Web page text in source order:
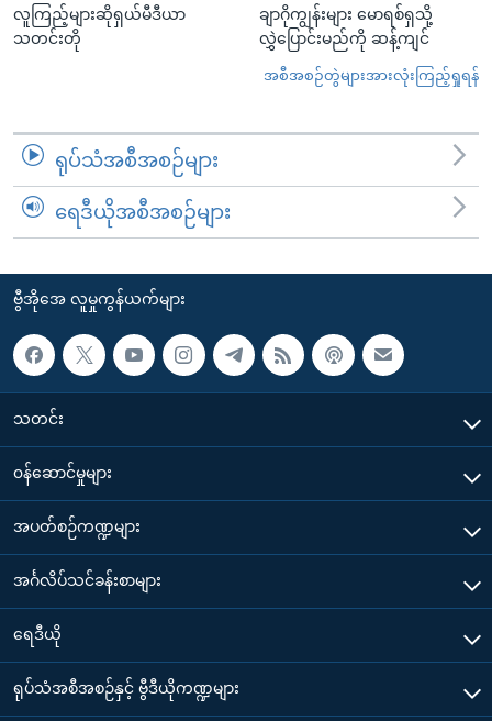
လူကြည့်များဆိုရှယ်မီဒီယာ
သတင်းတို
ချာဂိုကျွန်းများ မောရစ်ရှသို့
လွှဲပြောင်းမည်ကို ဆန့်ကျင်
အစီအစဉ်တွဲများအားလုံးကြည့်ရှုရန်
ရုပ်သံအစီအစဉ်များ
ရေဒီယိုအစီအစဉ်များ
ဗွီအိုအေ လူမှုကွန်ယက်များ
သတင်း
၀န်ဆောင်မှုများ
အပတ်စဉ်ကဏ္ဍများ
အင်္ဂလိပ်သင်ခန်းစာများ
ရေဒီယို
ရုပ်သံအစီအစဉ်နှင့် ဗွီဒီယိုကဏ္ဍများ